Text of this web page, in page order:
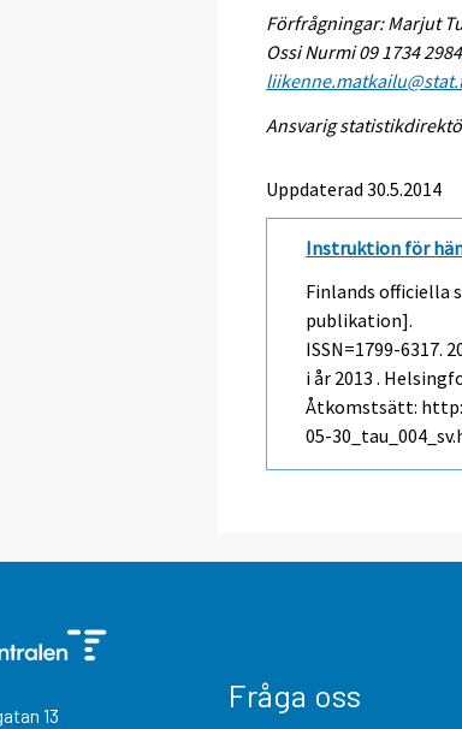
Förfrågningar: Marjut
Ossi Nurmi 09 1734
Ansvarig
Uppdaterad 30.5.2014
Instruktion för
Finlands officiella
publikation].
ISSN=1799-6317.
i år 2013 .
Åtkomstsätt:
05-
13
Fråga oss